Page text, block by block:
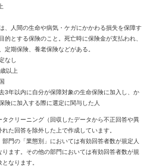
、人間の生命や病気・ケガにかかわる損失を保障す
的とする保険のこと。死亡時に保険金が支払われ、
定期保険、養老保険などがある。
なし
以上
3年以内に自分が保障対象の生命保険に加入し、か
険に加入する際に選定に関与した人
クリーニング（回収したデータから不正回答や異
た回答を除外した上で作成しています。
門の「業態別」においては有効回答者数が規定人
ます。その他の部門においては有効回答者数が規
なります。